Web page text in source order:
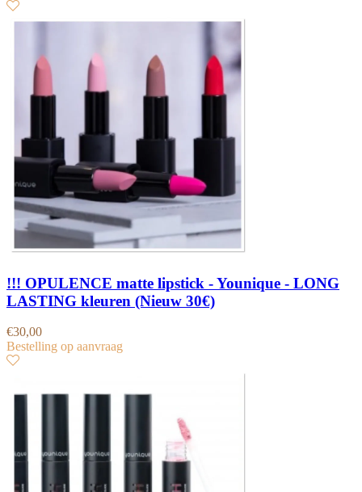
!!! OPULENCE matte lipstick - Younique - LONG
LASTING kleuren (Nieuw 30€)
€30,00
Bestelling op aanvraag